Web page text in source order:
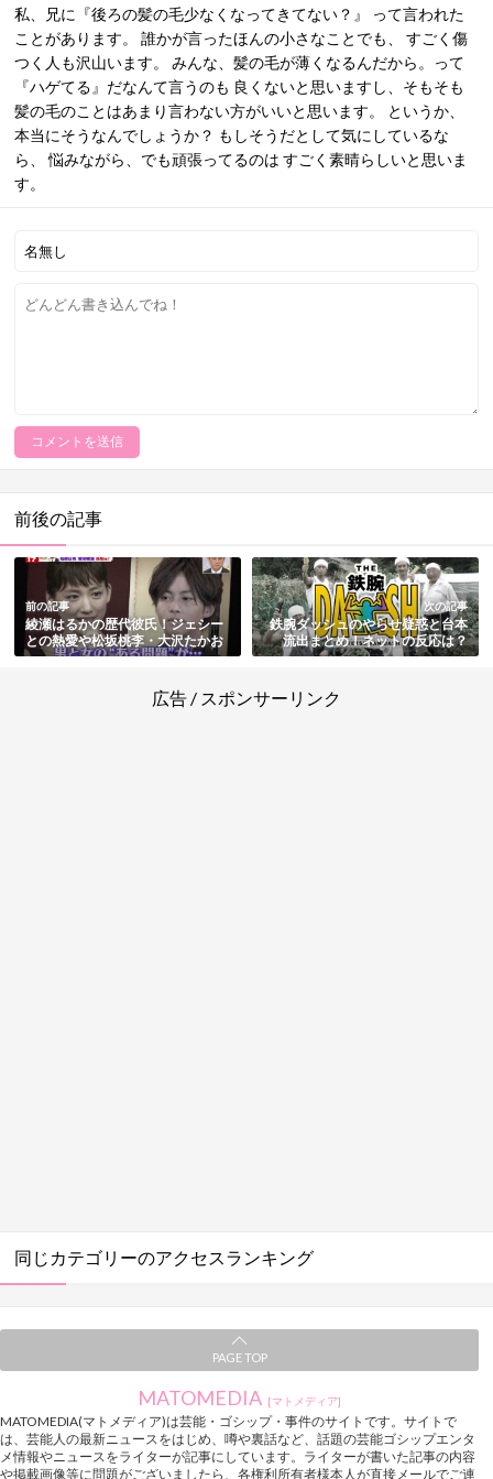
私、兄に『後ろの髪の毛少なくなってきてない？』 って言われた
ことがあります。 誰かが言ったほんの小さなことでも、 すごく傷
つく人も沢山います。 みんな、髪の毛が薄くなるんだから。って
『ハゲてる』だなんて言うのも 良くないと思いますし、そもそも
髪の毛のことはあまり言わない方がいいと思います。 というか、
本当にそうなんでしょうか？ もしそうだとして気にしているな
ら、 悩みながら、でも頑張ってるのは すごく素晴らしいと思いま
す。
前後の記事
前の記事
綾瀬はるかの歴代彼氏！ジェシー
との熱愛や松坂桃李・大沢たかお
との破局原因まとめ
次の記事
鉄腕ダッシュのやらせ疑惑と台本
流出まとめ！ネットの反応は？
広告 / スポンサーリンク
同じカテゴリーのアクセスランキング
PAGE TOP
MATOMEDIA [マトメディア]
MATOMEDIA(マトメディア)は芸能・ゴシップ・事件のサイトです。サイトで
は、芸能人の最新ニュースをはじめ、噂や裏話など、話題の芸能ゴシップエンタ
メ情報やニュースをライターが記事にしています。ライターが書いた記事の内容
や掲載画像等に問題がございましたら、各権利所有者様本人が直接メールでご連